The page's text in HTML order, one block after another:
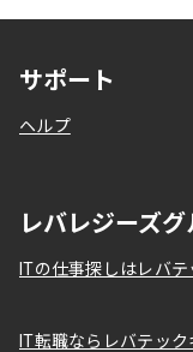
サポート
ヘルプ
レバレジーズ
ITの仕事探しはレバテ
IT転職ならレバテック